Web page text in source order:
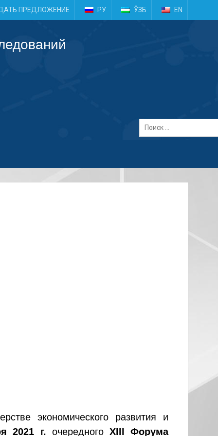
ПРЕДЛОЖЕНИЕ РУ ЎЗБ EN
экономического развития и
2021 г. очередного XIII Форума